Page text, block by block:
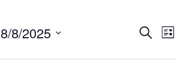
Buscar
Lista
8/8/2025